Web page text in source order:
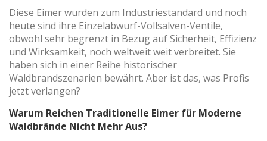
Diese Eimer wurden zum Industriestandard und noch
heute sind ihre Einzelabwurf-Vollsalven-Ventile,
obwohl sehr begrenzt in Bezug auf Sicherheit, Effizienz
und Wirksamkeit, noch weltweit weit verbreitet. Sie
haben sich in einer Reihe historischer
Waldbrandszenarien bewährt. Aber ist das, was Profis
jetzt verlangen?
Warum Reichen Traditionelle Eimer für Moderne
Waldbrände Nicht Mehr Aus?
Benutzernavigationsprofile zu erstellen, um basierend auf
Verbesserungen einzuführen. Sie ermöglichen es uns, die
Präferenzinformationen des Benutzers zu speichern, um
die Qualität unserer Dienstleistungen zu verbessern und
durch empfohlene Produkte ein besseres Erlebnis zu
bieten.
Marketing und Publizität
Diese Cookies werden verwendet, um Informationen über
die Präferenzen und persönlichen Entscheidungen des